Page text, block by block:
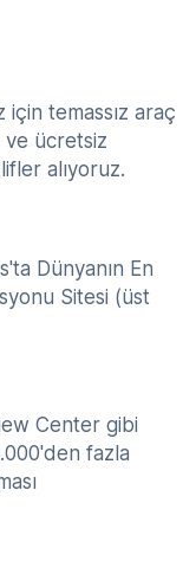
temassız araç
ve ücretsiz
alıyoruz.
Dünyanın En
Sitesi (üst
Center gibi
fazla